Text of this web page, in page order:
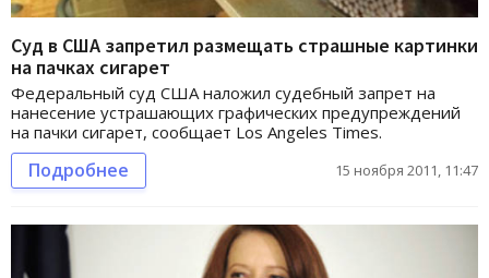
Суд в США запретил размещать страшные картинки
на пачках сигарет
Федеральный суд США наложил судебный запрет на
нанесение устрашающих графических предупреждений
на пачки сигарет, сообщает Los Angeles Times.
Подробнее 15 ноября 2011, 11:47